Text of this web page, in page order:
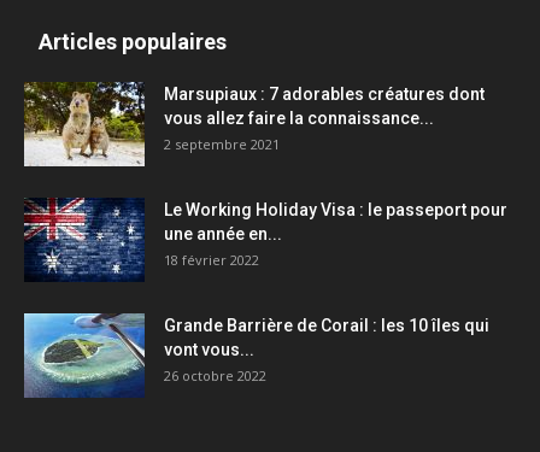
Articles populaires
Marsupiaux : 7 adorables créatures dont
vous allez faire la connaissance...
2 septembre 2021
Le Working Holiday Visa : le passeport pour
une année en...
18 février 2022
Grande Barrière de Corail : les 10 îles qui
vont vous...
26 octobre 2022